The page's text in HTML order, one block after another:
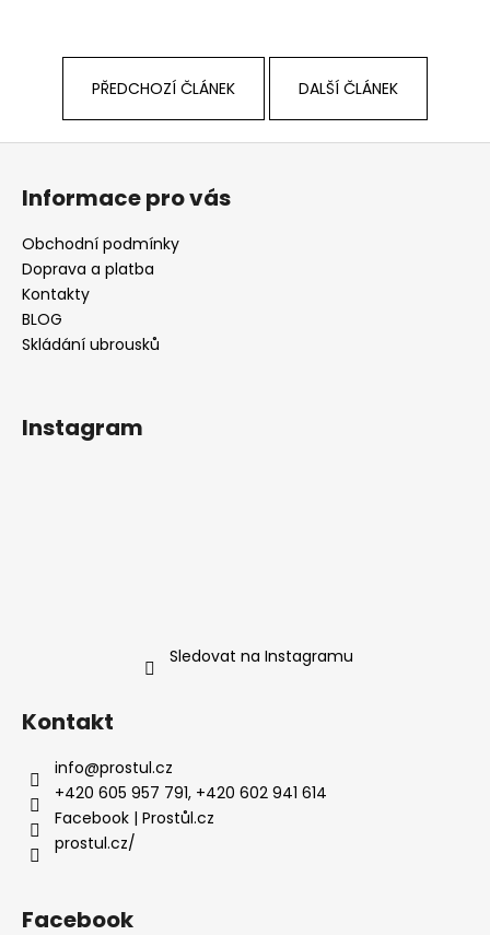
PŘEDCHOZÍ ČLÁNEK DALŠÍ ČLÁNEK
Informace pro vás
Obchodní podmínky
Doprava a platba
Kontakty
BLOG
Skládání ubrousků
Instagram
Sledovat na Instagramu
Kontakt
info@prostul.cz
+420 605 957 791, +420 602 941 614
Facebook | Prostůl.cz
prostul.cz/
Facebook